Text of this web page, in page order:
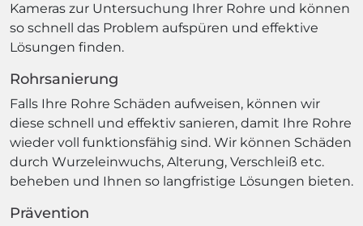
Kameras zur Untersuchung Ihrer Rohre und können
so schnell das Problem aufspüren und effektive
Lösungen finden.
Rohrsanierung
Falls Ihre Rohre Schäden aufweisen, können wir
diese schnell und effektiv sanieren, damit Ihre Rohre
wieder voll funktionsfähig sind. Wir können Schäden
durch Wurzeleinwuchs, Alterung, Verschleiß etc.
beheben und Ihnen so langfristige Lösungen bieten.
Prävention